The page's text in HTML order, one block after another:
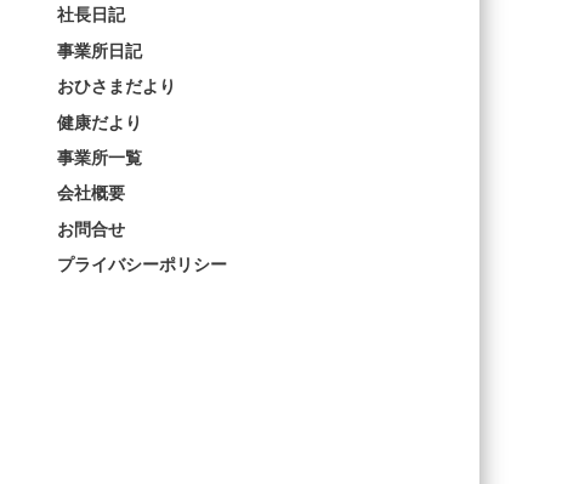
社長日記
事業所日記
おひさまだより
健康だより
事業所一覧
会社概要
お問合せ
プライバシーポリシー